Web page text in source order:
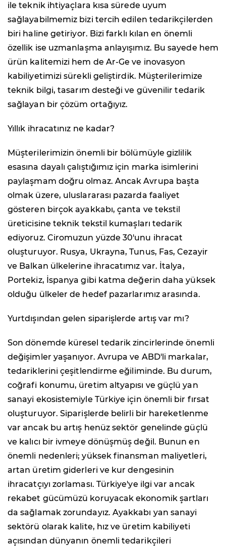
ile teknik ihtiyaçlara kısa sürede uyum
sağlayabilmemiz bizi tercih edilen tedarikçilerden
biri haline getiriyor. Bizi farklı kılan en önemli
özellik ise uzmanlaşma anlayışımız. Bu sayede hem
ürün kalitemizi hem de Ar-Ge ve inovasyon
kabiliyetimizi sürekli geliştirdik. Müşterilerimize
teknik bilgi, tasarım desteği ve güvenilir tedarik
sağlayan bir çözüm ortağıyız.
Yıllık ihracatınız ne kadar?
Müşterilerimizin önemli bir bölümüyle gizlilik
esasına dayalı çalıştığımız için marka isimlerini
paylaşmam doğru olmaz. Ancak Avrupa başta
olmak üzere, uluslararası pazarda faaliyet
gösteren birçok ayakkabı, çanta ve tekstil
üreticisine teknik tekstil kumaşları tedarik
ediyoruz. Ciromuzun yüzde 30'unu ihracat
oluşturuyor. Rusya, Ukrayna, Tunus, Fas, Cezayir
ve Balkan ülkelerine ihracatımız var. İtalya,
Portekiz, İspanya gibi katma değerin daha yüksek
olduğu ülkeler de hedef pazarlarımız arasında.
Yurtdışından gelen siparişlerde artış var mı?
Son dönemde küresel tedarik zincirlerinde önemli
değişimler yaşanıyor. Avrupa ve ABD'li markalar,
tedariklerini çeşitlendirme eğiliminde. Bu durum,
coğrafi konumu, üretim altyapısı ve güçlü yan
sanayi ekosistemiyle Türkiye için önemli bir fırsat
oluşturuyor. Siparişlerde belirli bir hareketlenme
var ancak bu artış henüz sektör genelinde güçlü
ve kalıcı bir ivmeye dönüşmüş değil. Bunun en
önemli nedenleri; yüksek finansman maliyetleri,
artan üretim giderleri ve kur dengesinin
ihracatçıyı zorlaması. Türkiye'ye ilgi var ancak
rekabet gücümüzü koruyacak ekonomik şartları
da sağlamak zorundayız. Ayakkabı yan sanayi
sektörü olarak kalite, hız ve üretim kabiliyeti
açısından dünyanın önemli tedarikçileri